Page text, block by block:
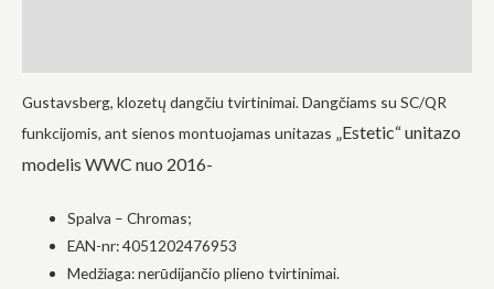
Gustavsberg, klozetų dangčiu tvirtinimai. Dangčiams su SC/QR
funkcijomis, ant sienos montuojamas unitazas „Estetic“ unitazo
modelis WWC nuo 2016-
Spalva – Chromas;
EAN-nr: 4051202476953
Medžiaga: nerūdijančio plieno tvirtinimai.
svetainė yra
naudojama.
Patirtis
veiktų kuo
geriau jūsų
metu. Jei